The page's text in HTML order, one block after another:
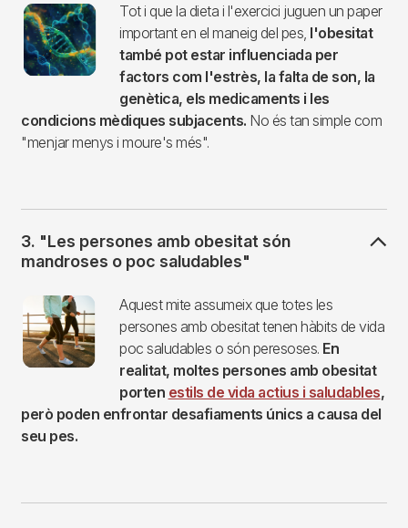
Imagen
Tot i que la dieta i l'exercici juguen un paper
important en el maneig del pes, l'obesitat
també pot estar influenciada per
factors com l'estrès, la falta de son, la
genètica, els medicaments i les
condicions mèdiques subjacents. No és tan simple com
"menjar menys i moure's més".
3. "Les persones amb obesitat són
mandroses o poc saludables"
Imagen
Aquest mite assumeix que totes les
persones amb obesitat tenen hàbits de vida
poc saludables o són peresoses. En
realitat, moltes persones amb obesitat
porten estils de vida actius i saludables,
però poden enfrontar desafiaments únics a causa del
seu pes.